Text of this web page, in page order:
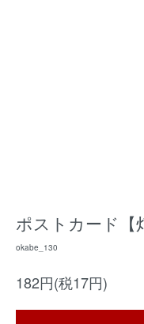
ポストカード【
okabe_130
182円(税17円)